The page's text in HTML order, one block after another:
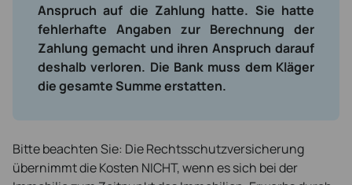
Anspruch auf die Zahlung hatte. Sie hatte
fehlerhafte Angaben zur Berechnung der
Zahlung gemacht und ihren Anspruch darauf
deshalb verloren. Die Bank muss dem Kläger
die gesamte Summe erstatten.
Bitte beachten Sie: Die Rechtsschutzversicherung
übernimmt die Kosten NICHT, wenn es sich bei der